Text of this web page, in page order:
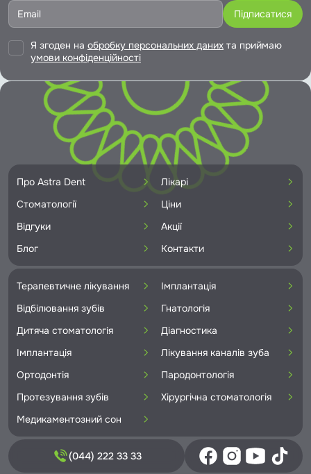
Я згоден на обробку персональних даних та приймаю
умови конфіденційності
Про Astra Dent
Лікарі
Стоматології
Ціни
Відгуки
Акції
Блог
Контакти
Терапевтичне лікування
Імплантація
Відбілювання зубів
Гнатологія
Дитяча стоматологія
Діагностика
Імплантація
Лікування каналів зуба
Ортодонтія
Пародонтологія
Протезування зубів
Хірургічна стоматологія
Медикаментозний сон
(044) 222 33 33